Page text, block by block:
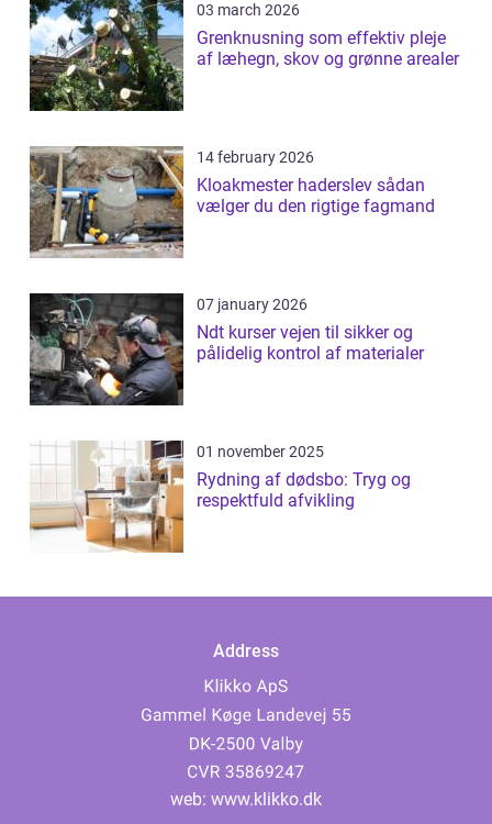
03 march 2026
Grenknusning som effektiv pleje
af læhegn, skov og grønne arealer
14 february 2026
Kloakmester haderslev sådan
vælger du den rigtige fagmand
07 january 2026
Ndt kurser vejen til sikker og
pålidelig kontrol af materialer
01 november 2025
Rydning af dødsbo: Tryg og
respektfuld afvikling
Address
web: www.klikko.dk